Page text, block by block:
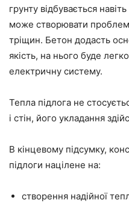
грунту відбувається
може створювати
тріщин. Бетон додасть
якість, на нього буде
електричну систему.
Тепла підлога не
і стін, його укладання
В кінцевому підсумку,
підлоги націлене на:
створення надійної